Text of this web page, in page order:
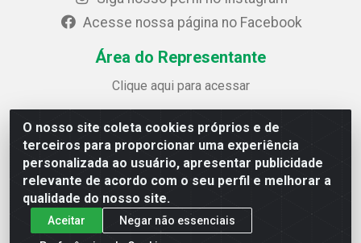
O nosso site coleta cookies próprios e de
terceiros para proporcionar uma experiência
personalizada ao usuário, apresentar publicidade
relevante de acordo com o seu perfil e melhorar a
qualidade do nosso site.
Aceitar
Negar não essenciais
Acesse nossa página no Facebook
Área do Representante
Clique aqui para acessar
Credimóveis Novolar Ltda
Rua José Alves Bezerra, 430 - Prazeres - Jaboatão dos
Guararapes / PE - CEP 54.325-610
CNPJ: 09.930.165/0013-70